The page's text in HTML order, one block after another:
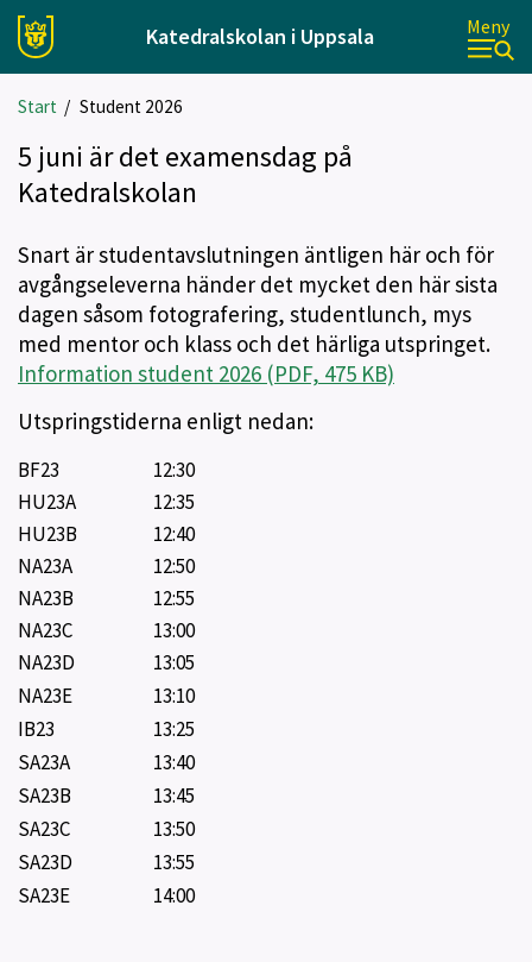
Katedralskolan i Uppsala Meny
Start / Student 2026
5 juni är det examensdag på
Katedralskolan
Snart är studentavslutningen äntligen här och för
avgångseleverna händer det mycket den här sista
dagen såsom fotografering, studentlunch, mys
med mentor och klass och det härliga utspringet.
Information student 2026 (PDF, 475 KB)
Utspringstiderna enligt nedan:
BF23
12:30
HU23A
12:35
HU23B
12:40
NA23A
12:50
NA23B
12:55
NA23C
13:00
NA23D
13:05
NA23E
13:10
IB23
13:25
SA23A
13:40
SA23B
13:45
SA23C
13:50
SA23D
13:55
SA23E
14:00